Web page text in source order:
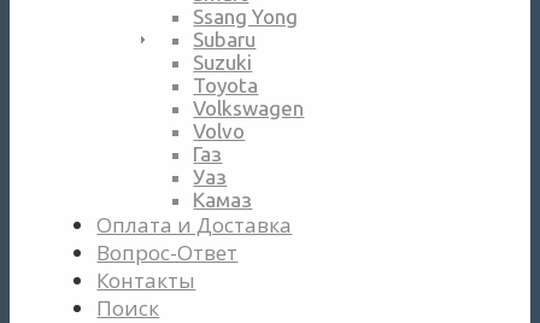
Ssang Yong
Subaru
Suzuki
Toyota
Volkswagen
Volvo
Газ
Уаз
Камаз
Оплата и Доставка
Вопрос-Ответ
Контакты
Поиск